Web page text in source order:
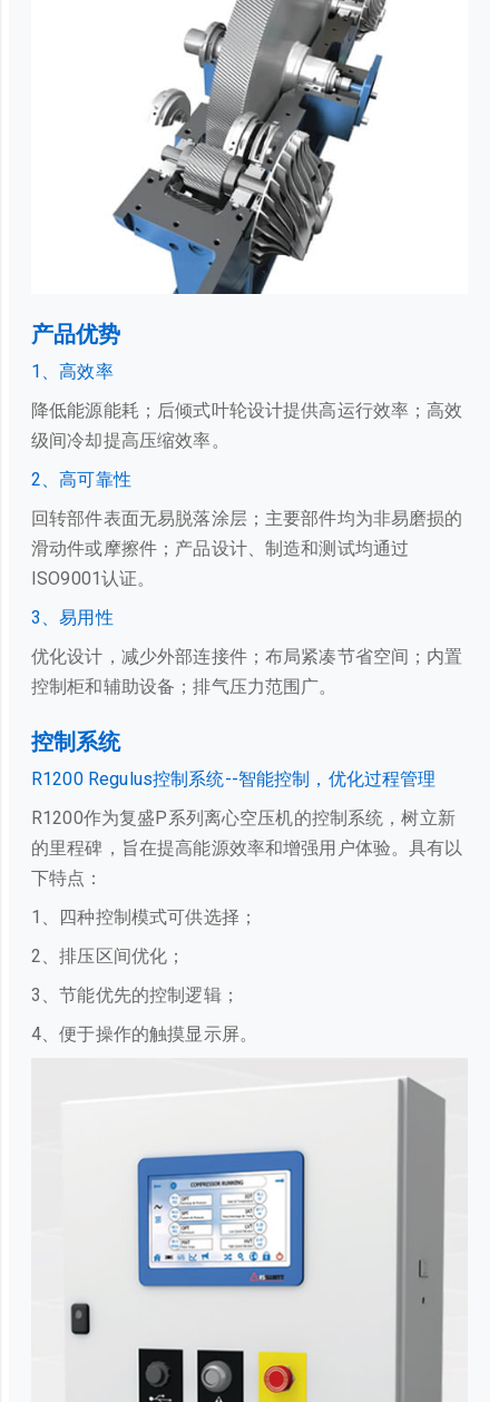
产品优势
1、高效率
降低能源能耗；后倾式叶轮设计提供高运行效率；高效
级间冷却提高压缩效率。
2、高可靠性
回转部件表面无易脱落涂层；主要部件均为非易磨损的
滑动件或摩擦件；产品设计、制造和测试均通过
ISO9001认证。
3、易用性
优化设计，减少外部连接件；布局紧凑节省空间；内置
控制柜和辅助设备；排气压力范围广。
控制系统
R1200 Regulus控制系统--智能控制，优化过程管理
R1200作为复盛P系列离心空压机的控制系统，树立新
的里程碑，旨在提高能源效率和增强用户体验。具有以
下特点：
1、四种控制模式可供选择；
2、排压区间优化；
3、节能优先的控制逻辑；
4、便于操作的触摸显示屏。